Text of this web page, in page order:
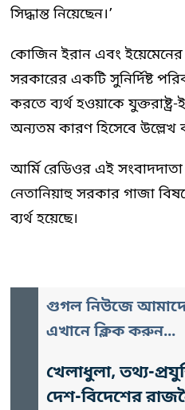
সিদ্ধান্ত নিয়েছেন।’
কোজিন ইরান এবং ইয়েমেনের
সরকারের একটি সুনির্দিষ্ট
করতে ব্যর্থ হওয়াকে
অন্যতম কারণ হিসেবে উল্লেখ
আর্মি রেডিওর এই
নেতানিয়াহু সরকার গাজা
ব্যর্থ হয়েছে।
গুগল নিউজে
এখানে ক্লিক করুন...
খেলাধুলা, তথ্য-
দেশ-বিদেশের